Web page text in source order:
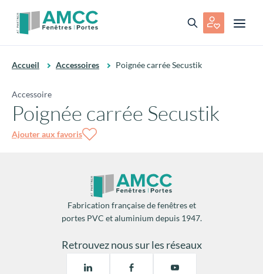
Accueil Accessoires Poignée carrée Secustik
Accessoire
Poignée carrée Secustik
Ajouter aux favoris
Fabrication française de fenêtres et
portes PVC et aluminium depuis 1947.
Retrouvez nous sur les réseaux